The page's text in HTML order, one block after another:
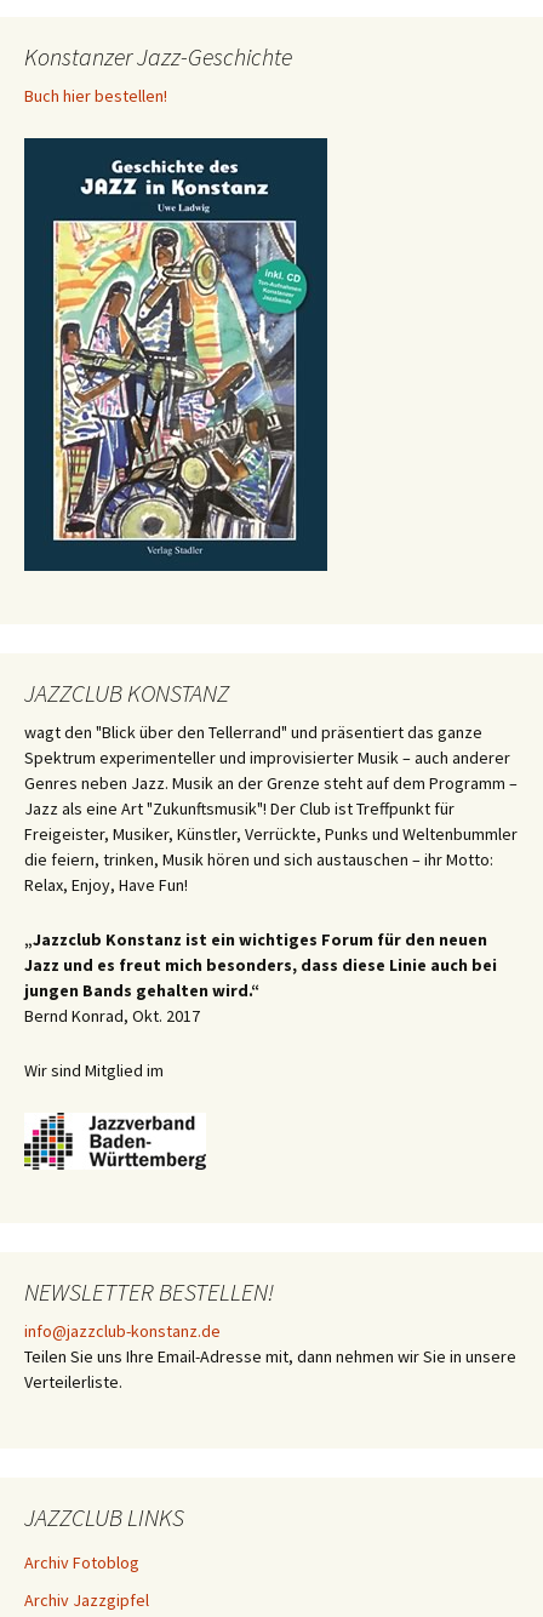
Konstanzer Jazz-Geschichte
Buch hier bestellen!
JAZZCLUB KONSTANZ
wagt den "Blick über den Tellerrand" und präsentiert das ganze
Spektrum experimenteller und improvisierter Musik – auch anderer
Genres neben Jazz. Musik an der Grenze steht auf dem Programm –
Jazz als eine Art "Zukunftsmusik"! Der Club ist Treffpunkt für
Freigeister, Musiker, Künstler, Verrückte, Punks und Weltenbummler
die feiern, trinken, Musik hören und sich austauschen – ihr Motto:
Relax, Enjoy, Have Fun!
„Jazzclub Konstanz ist ein wichtiges Forum für den neuen
Jazz und es freut mich besonders, dass diese Linie auch bei
jungen Bands gehalten wird.“
Bernd Konrad, Okt. 2017
Wir sind Mitglied im
NEWSLETTER BESTELLEN!
info@jazzclub-konstanz.de
Teilen Sie uns Ihre Email-Adresse mit, dann nehmen wir Sie in unsere
Verteilerliste.
JAZZCLUB LINKS
Archiv Fotoblog
Archiv Jazzgipfel